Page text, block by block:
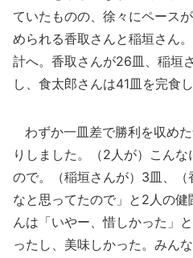
ていたものの、徐々にペース
められる香取さんと稲垣さん
計へ。香取さんが26皿、稲垣
し、食太郎さんは41皿を完食し
わずか一皿差で勝利を収め
りしました。（2人が）こん
ので。（稲垣さんが）3皿、
なと思ってたので」と2人の
んは「いやー、惜しかった」
ったし、美味しかった。みん